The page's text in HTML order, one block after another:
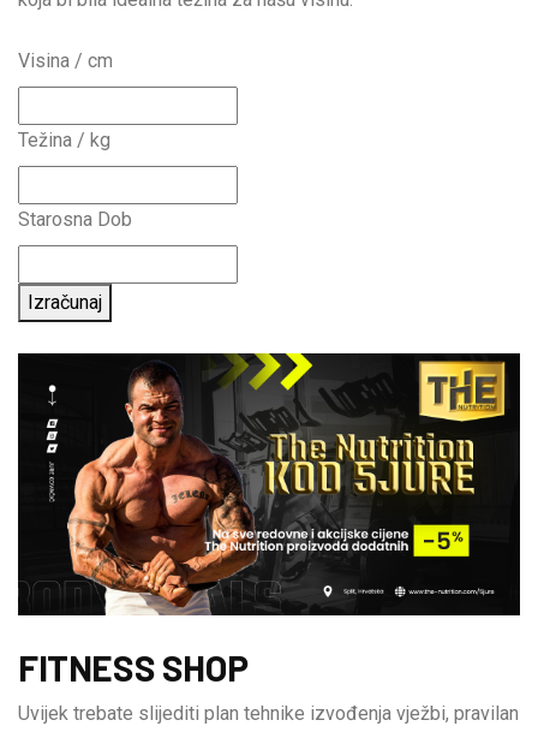
Visina / cm
Težina / kg
Starosna Dob
Izračunaj
FITNESS SHOP
Uvijek trebate slijediti plan tehnike izvođenja vježbi, pravilan